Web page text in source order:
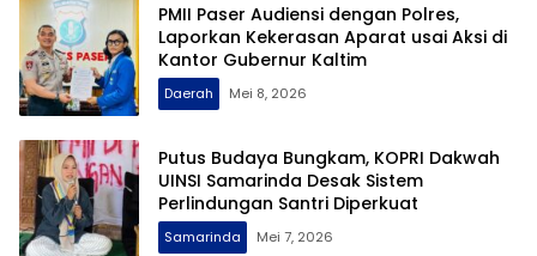
PMII Paser Audiensi dengan Polres,
Laporkan Kekerasan Aparat usai Aksi di
Kantor Gubernur Kaltim
Daerah Mei 8, 2026
Putus Budaya Bungkam, KOPRI Dakwah
UINSI Samarinda Desak Sistem
Perlindungan Santri Diperkuat
Samarinda Mei 7, 2026